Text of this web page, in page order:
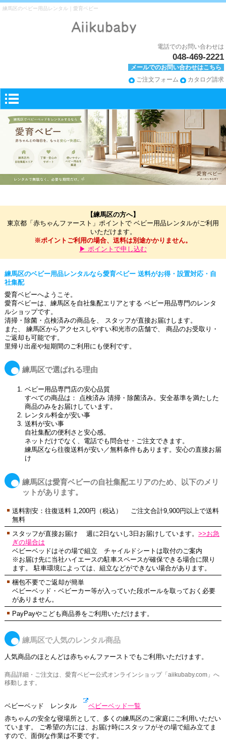
練馬区のベビー用品レンタル｜愛育ベビー
電話でのお問い合わせは
048-469-2221
メールでのお問い合わせはこちら
ご注文フォーム
カタログ請求
【練馬区の方へ】
東京都「赤ちゃんファースト」ポイントで ベビー用品レンタルがご利用
いただけます。
※ポイントご利用の場合、送料は別途かかりません。
▶ ポイントで申し込む
練馬区のベビー用品レンタルなら愛育ベビー 送料がお得・設置対応・自
社集配
愛育ベビーへようこそ。
愛育ベビーは、練馬区を自社集配エリアとする ベビー用品専門のレンタ
ルショップです。
清掃・除菌・点検済みの商品を、 スタッフが直接お届けします。
また、 練馬区からアクセスしやすい和光市の店舗で、 商品のお受取り・
ご返却も可能です。
里帰り出産や短期間のご利用にも便利です。
練馬区で選ばれる理由
ベビー用品専門店の安心品質
すべての商品は： 点検済み 清掃・除菌済み。安全基準を満たした
商品のみをお届けしています。
レンタル料金が安い事
送料が安い事
自社集配の便利さと安心感。
ネットだけでなく、電話でも問合せ・ご注文できます。
練馬区なら往復送料が安い／無料条件もあります。安心の直接お届
け
練馬区は愛育ベビーの自社集配エリアのため、以下のメリ
ットがあります。
送料割安：往復送料 1,200円（税込） ご注文合計9,900円以上で送料
無料
スタッフが直接お届け 週に2日ないし3日お届けしています。 >>お急
ぎの場合は
ベビーベッドはその場で組立 チャイルドシートは取付のご案内
※お届け先に当社ハイエースの駐車スペースが確保できる場合に限り
ます。 駐車環境によっては、組立などができない場合があります。
梱包不要でご返却が簡単
ベビーベッド・ベビーカー等が入っていた段ボールを取っておく必要
がありません。
PayPayやこども商品券をご利用いただけます。
練馬区で人気のレンタル商品
人気商品のほとんどは赤ちゃんファーストでもご利用いただけます。
商品詳細・ご注文は、愛育ベビー公式オンラインショップ「aiikubaby.com」へ
移動します。
ベビーベッド レンタル
ベビーベッド一覧
赤ちゃんの安全な寝場所として、多くの練馬区のご家庭にご利用いただい
ています。 ご希望の方には、お届け時にスタッフがその場で組み立てま
すので、面倒な作業は不要です。